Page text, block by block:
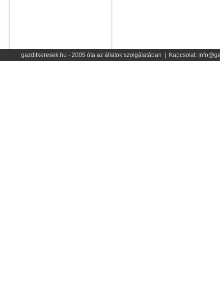
gazditkeresek.hu - 2005 óta az állatok szolgálatában | Kapcsolat: